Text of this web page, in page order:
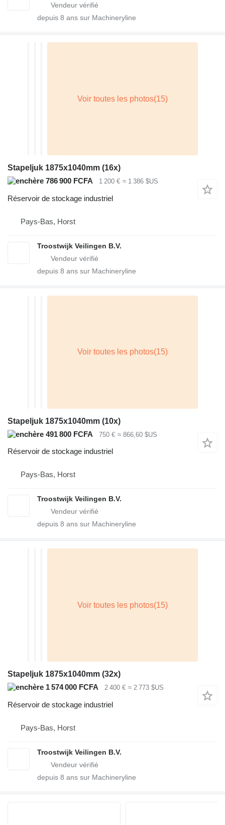
depuis 8 ans sur Machineryline
Stapeljuk 1875x1040mm (16x)
786 900 FCFA
1 200 € ≈ 1 386 $US
Réservoir de stockage industriel
Pays-Bas, Horst
Troostwijk Veilingen B.V.
depuis 8 ans sur Machineryline
Stapeljuk 1875x1040mm (10x)
491 800 FCFA
750 € ≈ 866,60 $US
Réservoir de stockage industriel
Pays-Bas, Horst
Troostwijk Veilingen B.V.
depuis 8 ans sur Machineryline
Stapeljuk 1875x1040mm (32x)
1 574 000 FCFA
2 400 € ≈ 2 773 $US
Réservoir de stockage industriel
Pays-Bas, Horst
Troostwijk Veilingen B.V.
depuis 8 ans sur Machineryline